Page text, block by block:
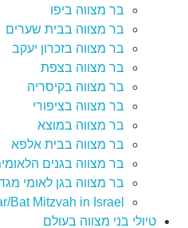
בר מצווה ביפו
בר מצווה בבית שערים
בר מצווה בזכרון יעקב
בר מצווה בצפת
בר מצווה בקיסריה
בר מצווה בציפורי
בר מצווה במוצא
בר מצווה בבית אלפא
בר מצווה בגנים
בר מצווה בגן לאומי
Bat Mitzvah in Israel
טיולי בני מצווה בעולם